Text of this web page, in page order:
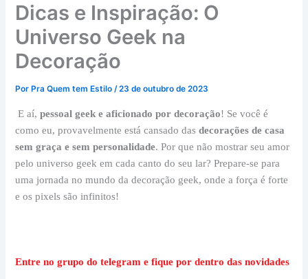
Dicas e Inspiração: O
Universo Geek na
Decoração
Por Pra Quem tem Estilo/23 de outubro de 2023
E aí,pessoal geek e aficionado por decoração! Se você é
como eu, provavelmente está cansado dasdecorações de casa
sem graça e sem personalidade. Por que não mostrar seu amor
pelo universo geek em cada canto do seu lar? Prepare-se para
uma jornada no mundo da decoração geek, onde a força é forte
e os pixels são infinitos!
Entre no grupo do telegram e fique por dentro das novidades